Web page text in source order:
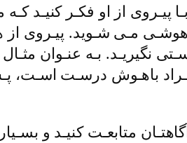
از او فکـر کنیـد کـه
مـی شـوید. پیـروی از
نگیریـد. بـه عنـوان
باهـوش درسـت اسـت،
متابعـت کنیـد و